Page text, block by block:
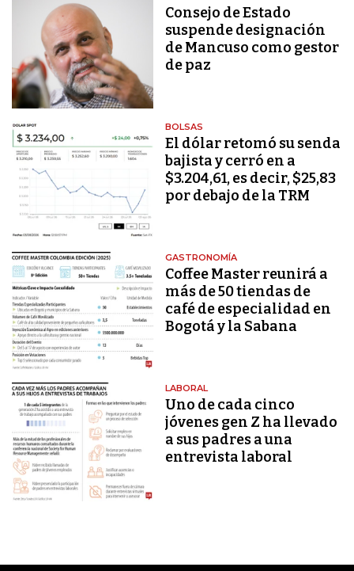
Consejo de Estado
suspende designación
de Mancuso como gestor
de paz
BOLSAS
El dólar retomó su senda
bajista y cerró en a
$3.204,61, es decir, $25,83
por debajo de la TRM
GASTRONOMÍA
Coffee Master reunirá a
más de 50 tiendas de
café de especialidad en
Bogotá y la Sabana
LABORAL
Uno de cada cinco
jóvenes gen Z ha llevado
a sus padres a una
entrevista laboral